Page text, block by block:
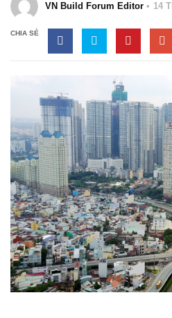
VN Build Forum Editor 14
CHIA SẺ